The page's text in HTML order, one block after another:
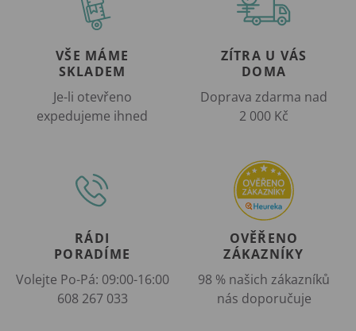
VŠE MÁME
SKLADEM
Je-li otevřeno
expedujeme ihned
ZÍTRA U VÁS
DOMA
Doprava zdarma nad
2 000 Kč
RÁDI
PORADÍME
Volejte Po-Pá: 09:00-16:00
608 267 033
OVĚŘENO
ZÁKAZNÍKY
98 % našich zákazníků
nás doporučuje